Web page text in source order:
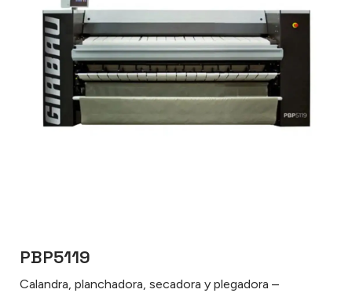
PBP5119
Calandra, planchadora, secadora y plegadora –